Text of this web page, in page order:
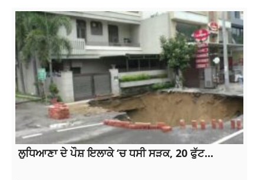
ਲੁਧਿਆਣਾ ਦੇ ਪੌਸ਼ ਇਲਾਕੇ ‘ਚ ਧਸੀ ਸੜਕ, 20 ਫੁੱਟ...